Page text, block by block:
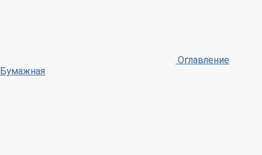
Оглавление
Бумажная